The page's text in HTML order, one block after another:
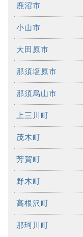
鹿沼市
小山市
大田原市
那須塩原市
那須烏山市
上三川町
茂木町
芳賀町
野木町
高根沢町
那珂川町